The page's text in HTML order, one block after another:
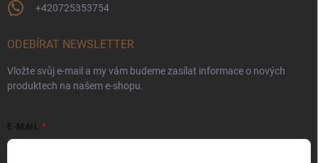
+420725353754
ODEBÍRAT NEWSLETTER
Vložte svůj e-mail a my vám budeme zasílat informace o nových
produktech na našem e-shopu.
E-MAIL